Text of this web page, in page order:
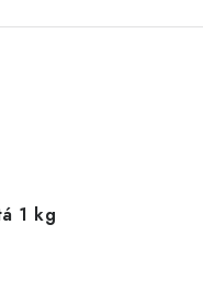
1 kg